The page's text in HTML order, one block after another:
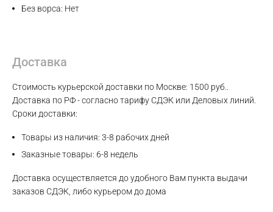
Без ворса: Нет
Доставка
Стоимость курьерской доставки по Москве: 1500 руб..
Доставка по РФ - согласно тарифу СДЭК или Деловых линий.
Сроки доставки:
Товары из наличия: 3-8 рабочих дней
Заказные товары: 6-8 недель
Доставка осуществляется до удобного Вам пункта выдачи
заказов СДЭК, либо курьером до дома